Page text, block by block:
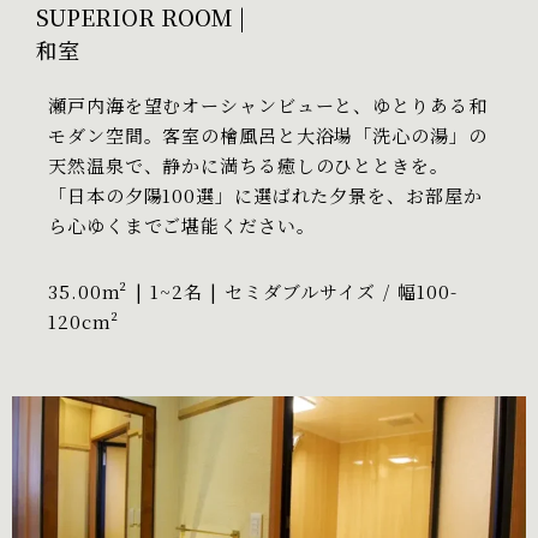
SUPERIOR ROOM |
和室
瀬戸内海を望むオーシャンビューと、ゆとりある和
モダン空間。客室の檜風呂と大浴場「洗心の湯」の
天然温泉で、静かに満ちる癒しのひとときを。
「日本の夕陽100選」に選ばれた夕景を、お部屋か
ら心ゆくまでご堪能ください。
35.00m² | 1~2名 | セミダブルサイズ / 幅100-
120cm²